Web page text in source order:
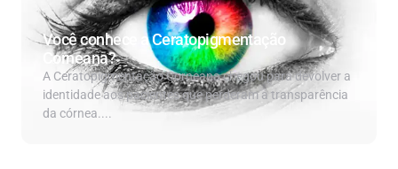
Você conhece a Ceratopigmentação
Corneana?
A Ceratopigmentação Corneana chegou para devolver a
identidade aos pacientes que perderam a transparência
da córnea....